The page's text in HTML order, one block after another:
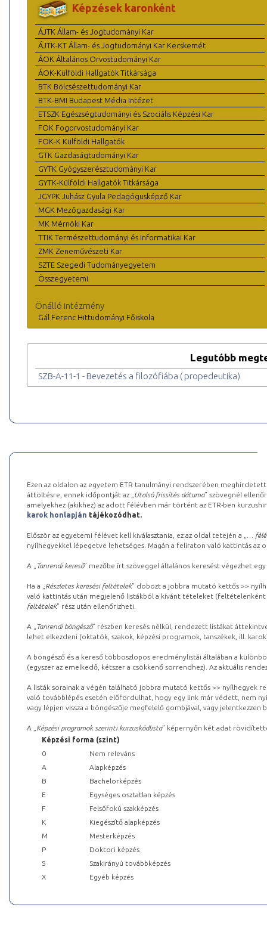
Képzések karonként
ÁJTK Állam- és Jogtudományi Kar
ÁJTK-KT Állam- és Jogtudományi Kar Kecskemét
ÁOK Általános Orvostudományi Kar
ÁOK-Külföldi Hallgatók Titkársága
BTK Bölcsészettudományi Kar
BTK-BMI Budapest Média Intézet
ETSZK Egészségtudományi és Szociális Képzési Kar
FOK Fogorvostudományi Kar
FOK-K Külföldi Hallgatók
GTK Gazdaságtudományi Kar
GYTK Gyógyszerésztudományi Kar
GYTK-Külföldi Hallgatók Titkársága
JGYPK Juhász Gyula Pedagógusképző Kar
MGK Mezőgazdasági Kar
MK Mérnöki Kar
TTIK Természettudományi és Informatikai Kar
ZMK Zeneművészeti Kar
SZTE Szegedi Tudományegyetem
Összegyetemi
Önálló intézmény
Gál Ferenc Hittudományi Főiskola
Legutóbb
SZB-A-11-1 - Bevezetés a filozófiába ( propedeutika)
Ezen az oldalon az egyetem ETR tanulmányi rendszerében
áttöltésre, ennek időpontját az „ Utolsó frissítés dátuma” szövegnél
amelyekhez (akikhez) az adott félévben már történt az ETR-ben
karok honlapján tájékozódhat.
Először az egyetemi félévet kell kiválasztania, ez az oldal tetején a „
…
nyílhegyekkel lépegetve lehetséges. Magán a feliraton való kattintás az
A „ Tanrendi kereső” mezőbe írt szöveggel általános keresést végezhet
Ha a „ Részletes keresési feltételek” dobozt a jobbra mutató kettős >>
való kattintás után megjelenő listákból a kívánt tételeket (feltételenként
feltételek” rész után ellenőrizheti.
A „ Tanrendi böngésző” részben keresés nélkül, rendezett listákat
lehet elkezdeni (oktatók, szakok, képzési programok, tanszékek, ill.
A böngésző és a kereső többoszlopos eredménylistái általában a
(egyszer az emelkedő, kétszer a csökkenő sorrendhez). Az aktuális
A listák sorainak a végén található jobbra mutató kettős >> nyílhegyek
való továbblépés esetén előfordulhat, hogy egy link már védett, nem
vagy lépjen vissza a böngészője megfelelő gombjával, vagy
A „ Képzési programok szerinti kurzuskódlista” képernyőn két adat
Képzési forma (szint)
0
Nem releváns
A
Alapképzés
B
Bachelorképzés
E
Egységes osztatlan képzés
F
Felsőfokú szakképzés
K
Kiegészítő alapképzés
M
Mesterképzés
P
Doktori képzés
S
Szakirányú továbbképzés
X
Egyéb képzés